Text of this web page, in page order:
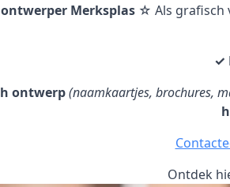
Merksplas ☆ Als grafisch
✓
ontwerp(naamkaartjes, brochures,
Ontdek